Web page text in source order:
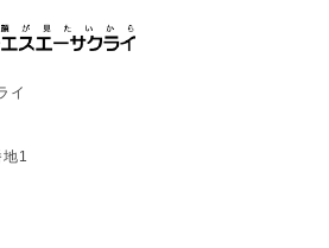
イ
1